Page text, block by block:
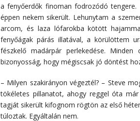
a fenyőerdők finoman fodrozódó
éppen nekem sikerült. Lehunytam a
arcom, és laza lófarokba kötött
fenyőágak párás illatával, a körülöttem
fészkelő madárpár perlekedése.
bizonyosság, hogy mégiscsak jó döntést
– Milyen szakirányon végeztél? – Steve
tökéletes pillanatot, ahogy reggel óta
tagját sikerült kifognom rögtön az első
túloztak. Egyáltalán nem.